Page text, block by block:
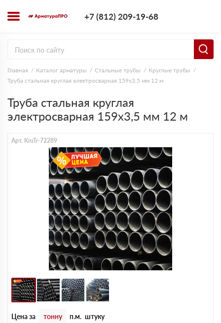
+7 (812) 209-19-68
Главная Каталог арматуры Стальные трубы
Круглые трубы
Труба стальная круглая электросварная 159х3,5 мм 12 м
Труба стальная круглая
электросварная 159х3,5 мм 12 м
Арт. KruTr-72289
Цена за тонну п.м. штуку